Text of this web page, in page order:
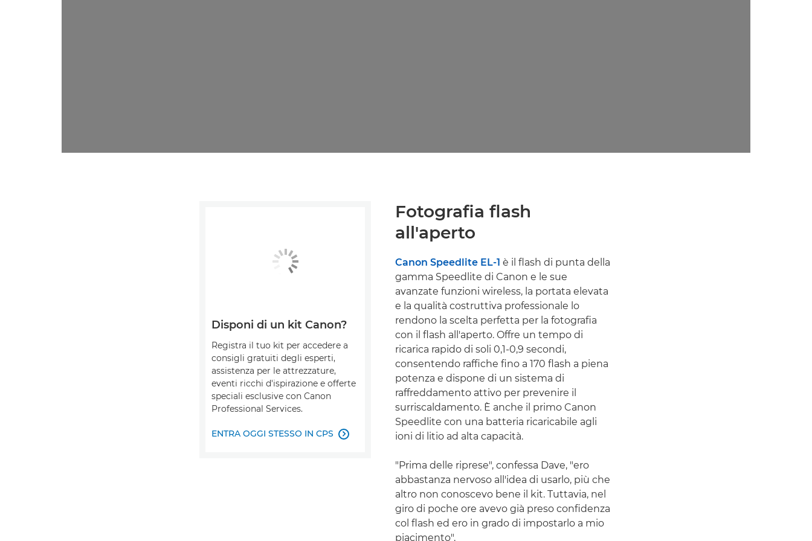
Fotografia flash
all'aperto
Canon Speedlite EL-1 è il flash di punta della
gamma Speedlite di Canon e le sue
avanzate funzioni wireless, la portata elevata
e la qualità costruttiva professionale lo
rendono la scelta perfetta per la fotografia
con il flash all'aperto. Offre un tempo di
ricarica rapido di soli 0,1-0,9 secondi,
consentendo raffiche fino a 170 flash a piena
potenza e dispone di un sistema di
raffreddamento attivo per prevenire il
surriscaldamento. È anche il primo Canon
Speedlite con una batteria ricaricabile agli
ioni di litio ad alta capacità.
"Prima delle riprese", confessa Dave, "ero
abbastanza nervoso all'idea di usarlo, più che
altro non conoscevo bene il kit. Tuttavia, nel
giro di poche ore avevo già preso confidenza
col flash ed ero in grado di impostarlo a mio
piacimento".
Disponi di un kit Canon?
Registra il tuo kit per accedere a
consigli gratuiti degli esperti,
assistenza per le attrezzature,
eventi ricchi d'ispirazione e offerte
speciali esclusive con Canon
Professional Services.
ENTRA OGGI STESSO IN CPS 